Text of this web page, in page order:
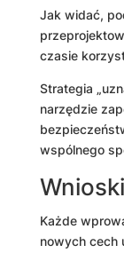
Jak widać,
czasie
Strategia
narzędzie
wspólnego
Wnioski
Każde
nowych cech